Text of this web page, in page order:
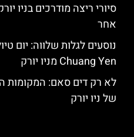
סיורי ריצה מודרכים בניו
אחר
נוסעים לגלות שלווה: יום
Chuang Yen מניו יורק
לא רק דים סאם: המקומות
של ניו יורק